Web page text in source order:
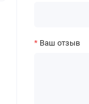
Ваш отзыв